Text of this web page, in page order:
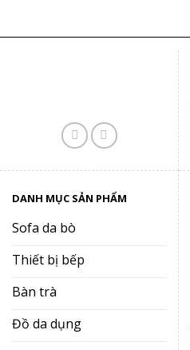
DANH MỤC SẢN PHẨM
Sofa da bò
Thiết bị bếp
Bàn trà
Đồ da dụng